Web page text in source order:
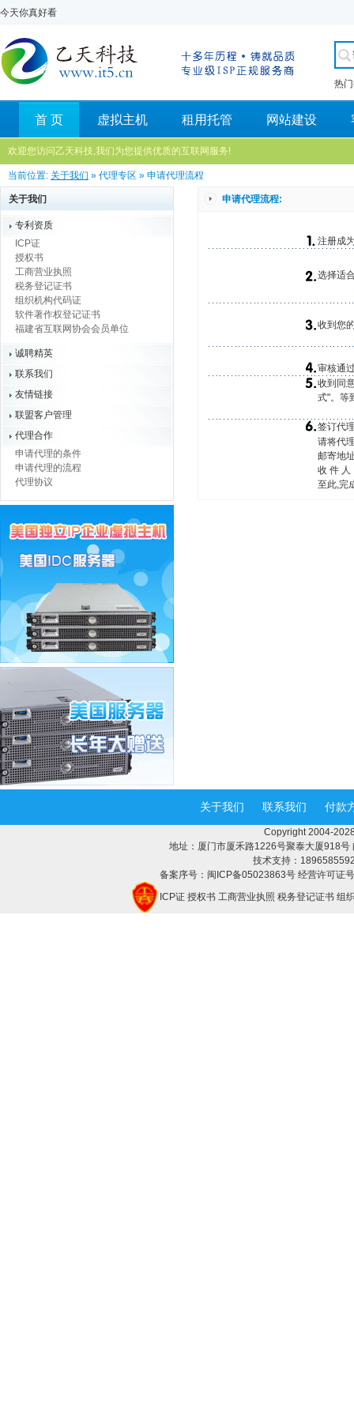
今天你真好看
热
首 页 虚拟主机 租用托管 网站建设
欢迎您访问乙天科技,我们为您提供优质的互联网服务!
当前位置: 关于我们 » 代理专区 » 申请代理流程
关于我们
专利资质
ICP证
授权书
工商营业执照
税务登记证书
组织机构代码证
软件著作权登记证书
福建省互联网协会会员单位
诚聘精英
联系我们
友情链接
联盟客户管理
代理合作
申请代理的条件
申请代理的流程
代理协议
申请代理流程:
注册成
选择适
收到您
审核通
收到同
式"。等
签订代
请将代
邮寄地
收 件 人
至此,完
关于我们 联系我们 付款
Copyright 2004-
地址：厦门市厦禾路1226号聚泰大厦918
技术支持：
备案序号：闽ICP备05023863号 经营许可证
ICP证 授权书 工商营业执照 税务登记证书 组